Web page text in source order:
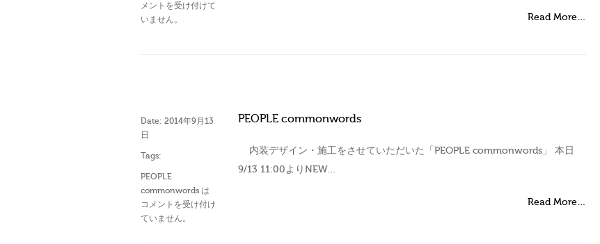
メントを受け付けて
いません。
Read More…
Date: 2014年9月13
日
Tags:
PEOPLE
commonwords は
コメントを受け付け
ていません。
PEOPLE commonwords
内装デザイン・施工をさせていただいた「PEOPLE commonwords」 本日
9/13 11:00よりNEW…
Read More…